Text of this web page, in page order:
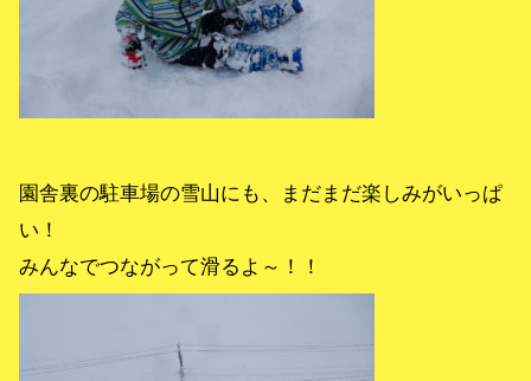
園舎裏の駐車場の雪山にも、まだまだ楽しみがいっぱ
い！
みんなでつながって滑るよ～！！